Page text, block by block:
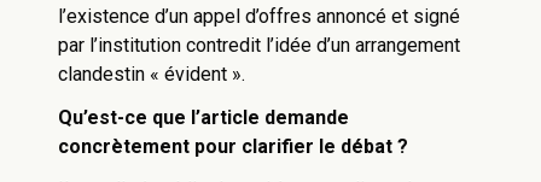
l’existence d’un appel d’offres annoncé et signé
par l’institution contredit l’idée d’un arrangement
clandestin « évident ».
Qu’est-ce que l’article demande
concrètement pour clarifier le débat ?